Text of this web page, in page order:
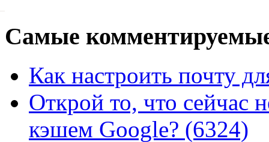
Самые
Как настроить почту
Открой то, что сейчас
кэшем Google? (6324)